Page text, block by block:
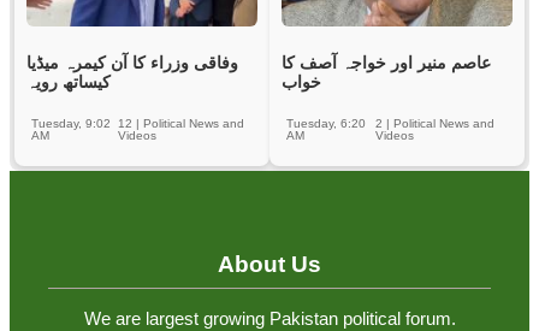
وفاقی وزراء کا آن کیمرہ میڈیا
کیساتھ رویہ
12 |Political News and
Videos
Tuesday, 9:02
AM
عاصم منیر اور خواجہ آصف کا
خواب
2 |Political News and
Videos
Tuesday, 6:20
AM
About Us
We are largest growing Pakistan political forum.